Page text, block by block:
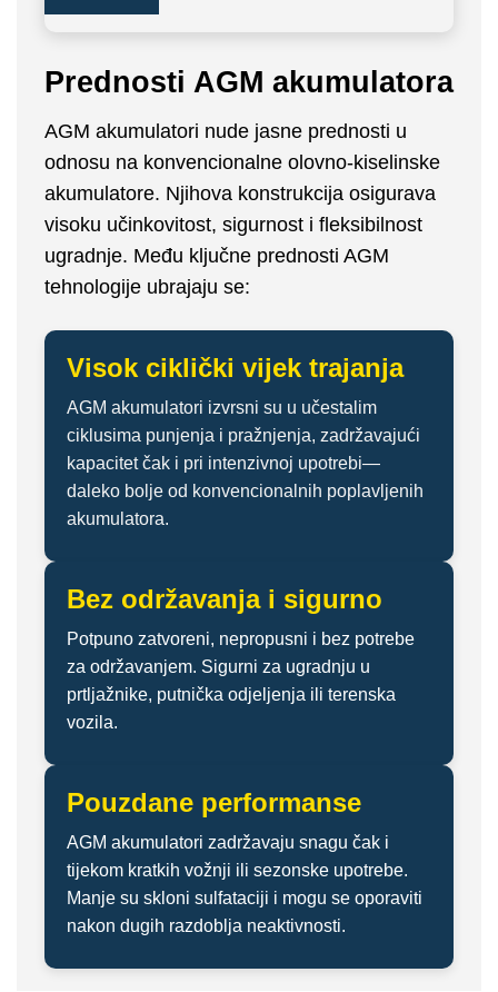
Prednosti AGM akumulatora
AGM akumulatori nude jasne prednosti u
odnosu na konvencionalne olovno-kiselinske
akumulatore. Njihova konstrukcija osigurava
visoku učinkovitost, sigurnost i fleksibilnost
ugradnje. Među ključne prednosti AGM
tehnologije ubrajaju se:
Visok ciklički vijek trajanja
AGM akumulatori izvrsni su u učestalim
ciklusima punjenja i pražnjenja, zadržavajući
kapacitet čak i pri intenzivnoj upotrebi—
daleko bolje od konvencionalnih poplavljenih
akumulatora.
Bez održavanja i sigurno
Potpuno zatvoreni, nepropusni i bez potrebe
za održavanjem. Sigurni za ugradnju u
prtljažnike, putnička odjeljenja ili terenska
vozila.
Pouzdane performanse
AGM akumulatori zadržavaju snagu čak i
tijekom kratkih vožnji ili sezonske upotrebe.
Manje su skloni sulfataciji i mogu se oporaviti
nakon dugih razdoblja neaktivnosti.